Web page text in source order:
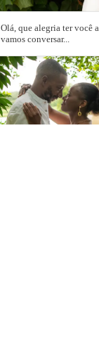
Olá, que alegria ter você
vamos conversar...